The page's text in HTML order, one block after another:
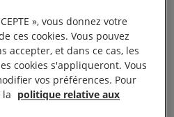
de France. Il se
issues des communes du
la même volonté
», vous donnez votre
ces cookies. Vous pouvez
accepter, et dans ce cas, les
cookies s'appliqueront. Vous
vos préférences. Pour
la politique relative aux